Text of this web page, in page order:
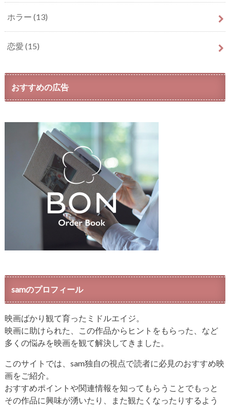
ホラー (13)
恋愛 (15)
おすすめの広告
samのプロフィール
映画ばかり観て育ったミドルエイジ。
映画に助けられた、この作品からヒントをもらった、など
多くの悩みを映画を観て解決してきました。
このサイトでは、sam独自の視点で読者に必見のおすすめ映
画をご紹介。
おすすめポイントや関連情報を知ってもらうことでもっと
その作品に興味が湧いたり、また観たくなったりするよう